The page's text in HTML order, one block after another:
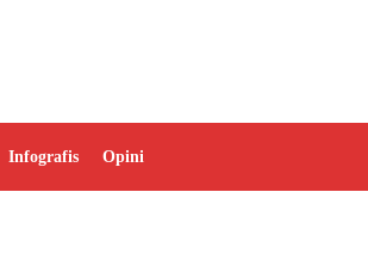
Infografis Opini